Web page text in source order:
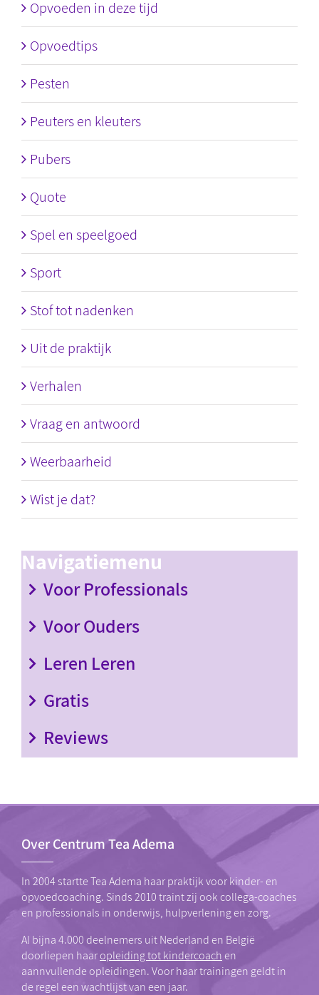
Opvoeden in deze tijd
Opvoedtips
Pesten
Peuters en kleuters
Pubers
Quote
Spel en speelgoed
Sport
Stof tot nadenken
Uit de praktijk
Verhalen
Vraag en antwoord
Weerbaarheid
Wist je dat?
Navigatiemenu
Voor Professionals
Voor Ouders
Leren Leren
Gratis
Reviews
Over Centrum Tea Adema
In 2004 startte Tea Adema haar praktijk voor kinder- en
opvoedcoaching. Sinds 2010 traint zij ook collega-coaches
en professionals in onderwijs, hulpverlening en zorg.
Al bijna 4.000 deelnemers uit Nederland en België
doorliepen haaropleiding tot kindercoachen
aannvullende opleidingen. Voor haar trainingen geldt in
de regel een wachtlijst van een jaar.